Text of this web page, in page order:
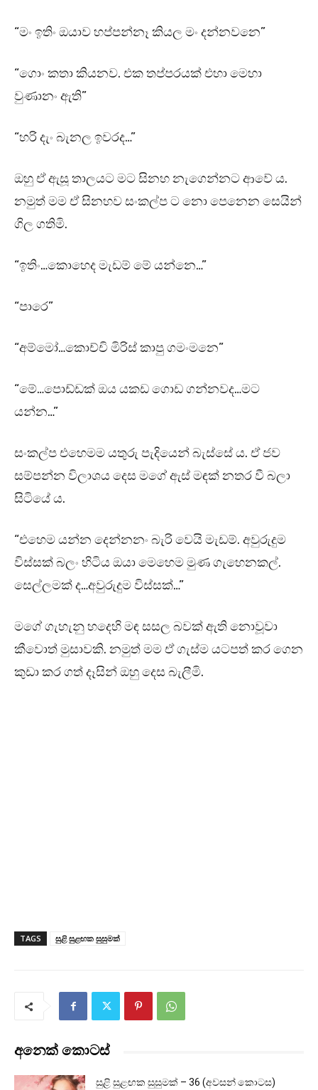
“මං ඉතිං ඔයාව හප්පන්නෑ කියල මං දන්නවනෙ”
“ගොං කතා කියනව. එක තප්පරයක් එහා මෙහා
වුණානං ඇති”
“හරි දැං බැනල ඉවරද…”
ඔහු ඒ ඇසූ තාලයට මට සිනහ නැගෙන්නට ආවේ ය.
නමුත් මම ඒ සිනහව සංකල්ප ට නො පෙනෙන සෙයින්
ගිල ගතිමි.
“ඉතිං…කොහෙද මැඩම් මේ යන්නෙ…”
“පාරෙ”
“අම්මෝ…කොච්චි මිරිස් කාපු ගමංමනෙ”
“මේ…පොඩ්ඩක් ඔය යකඩ ගොඩ ගන්නවද…මට
යන්න…”
සංකල්ප එහෙමම යතුරු පැදියෙන් බැස්සේ ය. ඒ ජව
සම්පන්න විලාශය දෙස මගේ ඇස් මඳක් නතර වී බලා
සිටියේ ය.
“එහෙම යන්න දෙන්නනං බැරි වෙයි මැඩම්. අවුරුදුම
විස්සක් බලං හිටිය ඔයා මෙහෙම මුණ ගැහෙනකල්.
සෙල්ලමක් ද…අවුරුදුම විස්සක්…”
මගේ ගැහැනු හදෙහි මඳ සසල බවක් ඇති නොවූවා
කීවොත් මුසාවකි. නමුත් මම ඒ ගැස්ම යටපත් කර ගෙන
කුඩා කර ගත් දෑසින් ඔහු දෙස බැලීමි.
TAGS සුළි සුළඟක සුසුමක්
අනෙක් කොටස්
සුළි සුළඟක සුසුමක් – 36 (අවසන් කොටස)